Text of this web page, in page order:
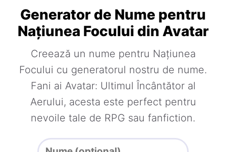
Generator de Nume pentru
Națiunea Focului din Avatar
Creează un nume pentru Națiunea
Focului cu generatorul nostru de nume.
Fani ai Avatar: Ultimul Încântător al
Aerului, acesta este perfect pentru
nevoile tale de RPG sau fanfiction.